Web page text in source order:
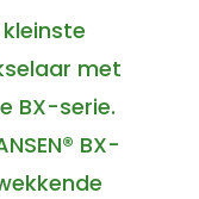
kleinste
met
BX-serie.
BX-